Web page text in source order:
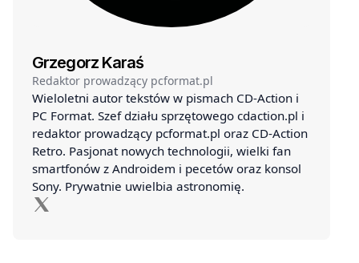
Grzegorz Karaś
Redaktor prowadzący pcformat.pl
Wieloletni autor tekstów w pismach CD-Action i
PC Format. Szef działu sprzętowego cdaction.pl i
redaktor prowadzący pcformat.pl oraz CD-Action
Retro. Pasjonat nowych technologii, wielki fan
smartfonów z Androidem i pecetów oraz konsol
Sony. Prywatnie uwielbia astronomię.